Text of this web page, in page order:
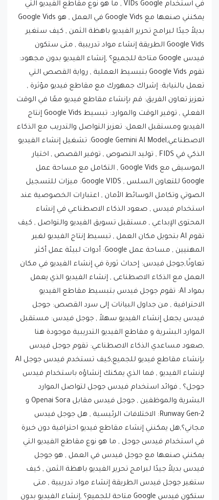
يمكنني صنعها مع Google Vids في العمل , هو Google Vids
بديلاً جيدًا لبرامج تحرير الفيديو باهظة الثمن , كيف ستغير
Google Vids الطريقة إنشاء مواد تدريبية , متى ستكون
فيدس Google متاحة للجميع؟ ,إنشاء الفيديو بدون مجهود:
تقوم Google Vids بتبسيط العملية , رواية القصص التي
تعمل بالنيابة: إشراك جمهورك مع مقاطع فيديو مؤثرة ,
تعزيز تعاون الفريق: قم بإنشاء مقاطع فيديو معًا في الوقت
الفعلي , توفير الوقت والموارد: تبسيط Google Vids إنتاج
الفيديو ومستقبل العمل: تعزيز التواصل والتدريب مع الذكاء
الاصطناعي,Google Gemini AI Model: تشغيل إنشاء الفيديو
الذكي في FIDS , توليد النصوص , توفير القصص , اختيار
الموسيقى مع Google Vids , التكامل مع مساحة عمل
Google للتعاون السلس , Google VIDS: ميزات للتسجيل
الصوتي وتكامل الوسائط الأمان , اعتبارات الخصوصية عند
استخدام فيدس , صعود الذكاء الاصطناعي في إنشاء
المحتوى الإبداعي , مستقبل تسويق الفيديو والتواصل , كيف
تقوم AI بتحويل مكان العمل , تبسيط إنتاج الفيديو لغير
المهنيين , مساحة عمل Google: أدوات لبيئة عمل أكثر
تعاونًا,جوجل فيدس: إحداث ثورة في إنشاء الفيديو في مكان
العمل مع الذكاء الاصطناعى , إنشاء الفيديو الذي يعمل
بمواد AI: تقوم جوجل فيدس بتبسيط مقاطع الفيديو
الاحترافية , من جداول البيانات إلى سرد القصص: جوجل
فيدس يجعل إنشاء الفيديو سهلاً , جوجل فيدس: مستقبل
الموارد البشرية و مقاطع الفيديو التدريبية موجودة هنا
,صعود مساعدي الذكاء الاصطناعي: تقوم جوجل فيدس
لإنشاء الفيديو , فما الذي يمكنك إنشاؤه باستخدام فيدس
جوجل؟ , فوائد استخدام فيدس جوجل لتواصل الموارد
Runway Gen-2: الاختلافات الرئيسية , هل جوجل فيدس
مجاني؟,هل يمكنني إنشاء مقاطع فيديو احترافية دون خبرة
في استخدام فيدس جوجل , ما هو نوع مقاطع الفيديو التي
يمكنني صنعها مع جوجل فيدس في العمل , هو جوجل
فيدس بديلاً جيدًا لبرامج تحرير الفيديو باهظة الثمن , كيف
ستغير جوجل فيدس الطريقة إنشاء مواد تدريبية , متى
ستكون فيدس Google متاحة للجميع؟ ,إنشاء الفيديو بدون
مجهود: تقوم جوجل فيدس بتبسيط العملية , رواية